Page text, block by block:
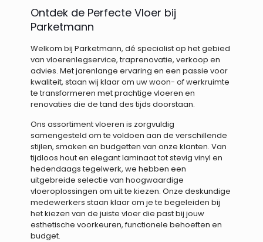
Ontdek de Perfecte Vloer bij
Parketmann
Welkom bij Parketmann, dé specialist op het gebied
van vloerenlegservice, traprenovatie, verkoop en
advies. Met jarenlange ervaring en een passie voor
kwaliteit, staan wij klaar om uw woon- of werkruimte
te transformeren met prachtige vloeren en
renovaties die de tand des tijds doorstaan.
Ons assortiment vloeren is zorgvuldig
samengesteld om te voldoen aan de verschillende
stijlen, smaken en budgetten van onze klanten. Van
tijdloos hout en elegant laminaat tot stevig vinyl en
hedendaags tegelwerk, we hebben een
uitgebreide selectie van hoogwaardige
vloeroplossingen om uit te kiezen. Onze deskundige
medewerkers staan klaar om je te begeleiden bij
het kiezen van de juiste vloer die past bij jouw
esthetische voorkeuren, functionele behoeften en
budget.